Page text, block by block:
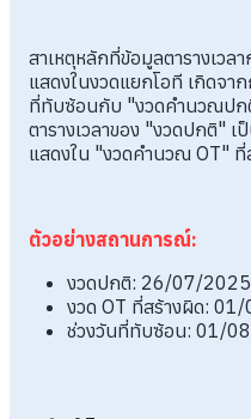
สาเหตุหลักที่ข้อมูลตารางเวล
แสดงในงวดแยกโอที เกิดจา
ที่ทับซ้อนกับ "งวดคำนวณปก
ตารางเวลาของ "งวดปกติ"
แสดงใน "งวดคำนวณ OT"
ตัวอย่างสถานการณ์:
งวดปกติ: 26/07/
งวด OT ที่สร้างผิด:
ช่วงวันที่ทับซ้อน: 01/